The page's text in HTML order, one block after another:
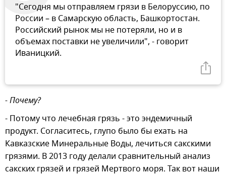
"Сегодня мы отправляем грязи в Белоруссию, по
России – в Самарскую область, Башкортостан.
Российский рынок мы не потеряли, но и в
объемах поставки не увеличили", - говорит
Иваницкий.
- Почему?
- Потому что лечебная грязь - это эндемичный
продукт. Согласитесь, глупо было бы ехать на
Кавказские Минеральные Воды, лечиться сакскими
грязями. В 2013 году делали сравнительный анализ
сакских грязей и грязей Мертвого моря. Так вот наши